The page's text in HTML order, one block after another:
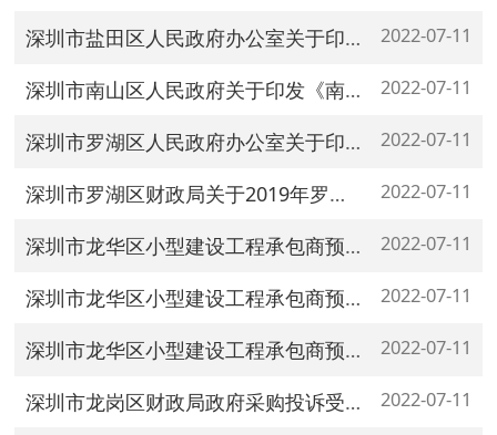
深圳市盐田区人民政府办公室关于印发盐田区政府自行采购管理办法的通知 2022-07-11
深圳市南山区人民政府关于印发《南山区建设工程预选库管理办法》的通知 2022-07-11
深圳市罗湖区人民政府办公室关于印发深圳市罗湖区建设工程招标投标管理暂行办法及其配套文件的通知 2022-07-11
深圳市罗湖区财政局关于2019年罗湖区政府集中采购目录等事项的通知 2022-07-11
深圳市龙华区小型建设工程承包商预选库管理办法实施细则 2022-07-11
深圳市龙华区小型建设工程承包商预选库管理办法实施细则 2022-07-11
深圳市龙华区小型建设工程承包商预选库 2022-07-11
深圳市龙岗区财政局政府采购投诉受理渠道和投诉处理流程图 2022-07-11